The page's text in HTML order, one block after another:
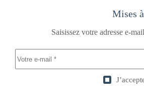
Mises
Saisissez votre adresse e-